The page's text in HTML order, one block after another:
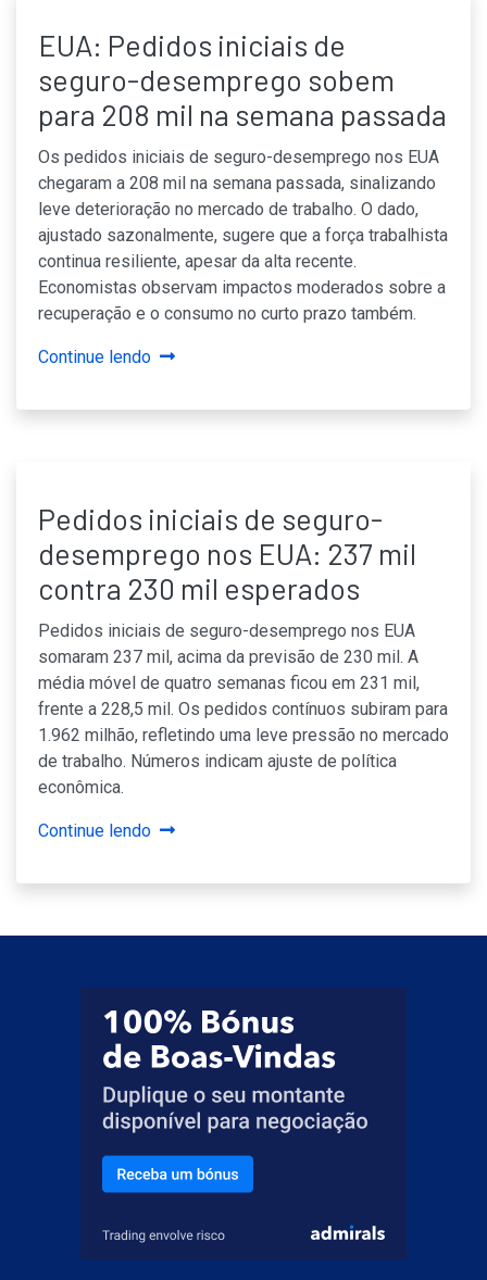
EUA: Pedidos iniciais de
seguro-desemprego sobem
para 208 mil na semana passada
Os pedidos iniciais de seguro-desemprego nos EUA
chegaram a 208 mil na semana passada, sinalizando
leve deterioração no mercado de trabalho. O dado,
ajustado sazonalmente, sugere que a força trabalhista
continua resiliente, apesar da alta recente.
Economistas observam impactos moderados sobre a
recuperação e o consumo no curto prazo também.
Continue lendo
Pedidos iniciais de seguro-
desemprego nos EUA: 237 mil
contra 230 mil esperados
Pedidos iniciais de seguro-desemprego nos EUA
somaram 237 mil, acima da previsão de 230 mil. A
média móvel de quatro semanas ficou em 231 mil,
frente a 228,5 mil. Os pedidos contínuos subiram para
1.962 milhão, refletindo uma leve pressão no mercado
de trabalho. Números indicam ajuste de política
econômica.
Continue lendo